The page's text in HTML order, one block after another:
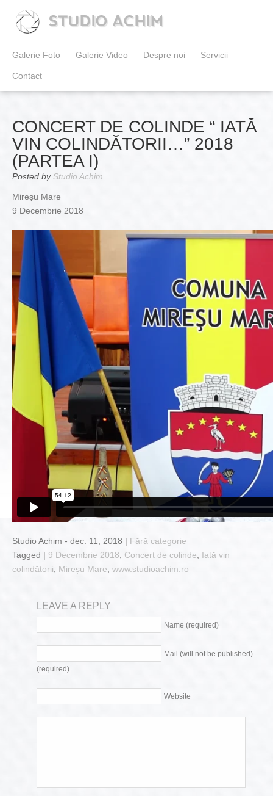
STUDIO ACHIM
Galerie Foto Galerie Video Despre noi Servicii
Contact
CONCERT DE COLINDE “ IATĂ
VIN COLINDĂTORII…” 2018
(PARTEA I)
Posted by Studio Achim
Mireșu Mare
9 Decembrie 2018
Studio Achim - dec. 11, 2018 | Fără categorie
Tagged | 9 Decembrie 2018 Concert de colinde
Iată vin
colindătorii
Mireșu Mare www.studioachim.ro
LEAVE A REPLY
Name (required)
Mail (will not be published)
(required)
Website